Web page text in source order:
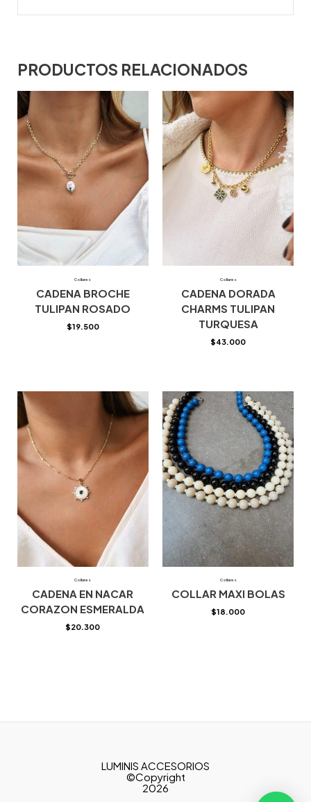
PRODUCTOS RELACIONADOS
Collares
CADENA BROCHE
TULIPAN ROSADO
$19.500
Collares
CADENA DORADA
CHARMS TULIPAN
TURQUESA
$43.000
Collares
CADENA EN NACAR
CORAZON ESMERALDA
$20.300
Collares
COLLAR MAXI BOLAS
$18.000
LUMINIS ACCESORIOS
©Copyright
2026